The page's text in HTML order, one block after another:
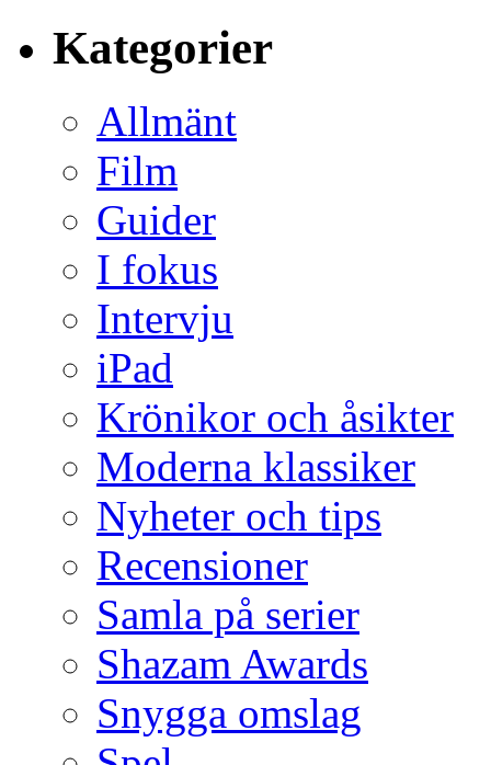
Kategorier
Allmänt
Film
Guider
I fokus
Intervju
iPad
Krönikor och åsikter
Moderna klassiker
Nyheter och tips
Recensioner
Samla på serier
Shazam Awards
Snygga omslag